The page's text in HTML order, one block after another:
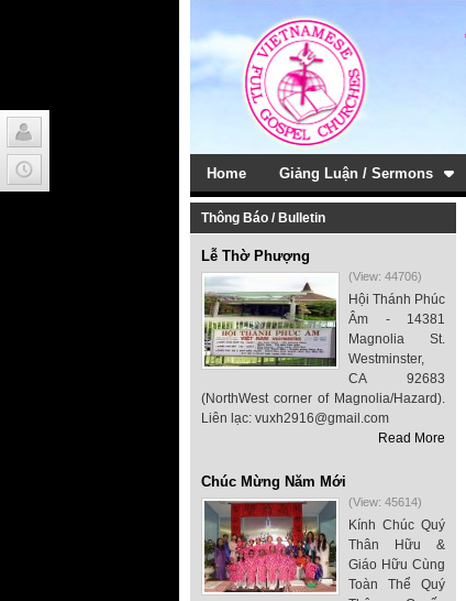
Home Giảng Luận / Sermons
Thông Báo / Bulletin
Lễ Thờ Phượng
(View: 44706)
Hội Thánh Phúc
Âm - 14381
Magnolia St.
Westminster,
CA 92683
(NorthWest corner of Magnolia/Hazard).
Liên lạc: vuxh2916@gmail.com
Read More
Chúc Mừng Năm Mới
(View: 45614)
Kính Chúc Quý
Thân Hữu &
Giáo Hữu Cùng
Toàn Thể Quý